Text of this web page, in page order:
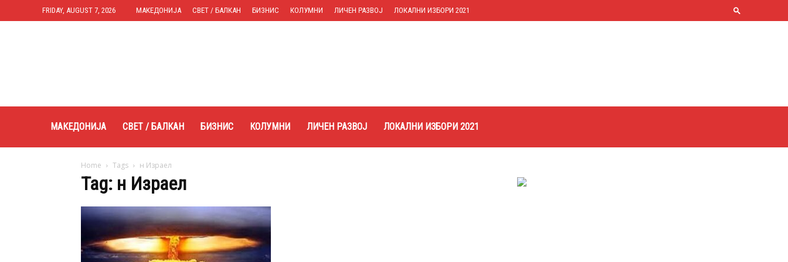
FRIDAY, AUGUST 7, 2026 МАКЕДОНИЈА СВЕТ / БАЛКАН БИЗНИС КОЛУМНИ ЛИЧЕН РАЗВОЈ ЛОКАЛНИ ИЗБОРИ 2021
МАКЕДОНИЈА СВЕТ / БАЛКАН БИЗНИС КОЛУМНИ ЛИЧЕН РАЗВОЈ ЛОКАЛНИ ИЗБОРИ 2021
Home Tags н Израел
Tag: н Израел